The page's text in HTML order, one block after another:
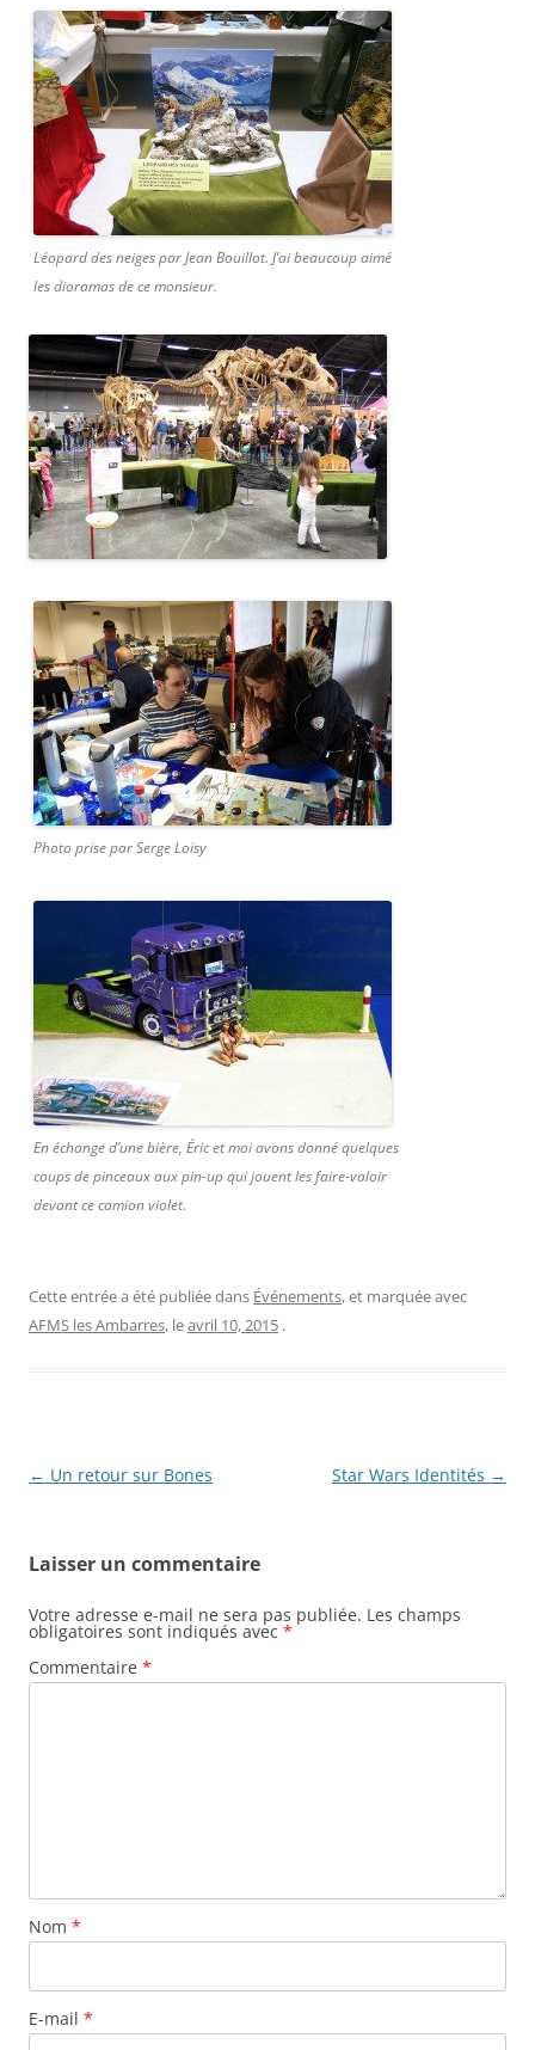
Léopard des neiges par Jean Bouillot. J’ai beaucoup aimé
les dioramas de ce monsieur.
Photo prise par Serge Loisy
En échange d’une bière, Éric et moi avons donné quelques
coups de pinceaux aux pin-up qui jouent les faire-valoir
devant ce camion violet.
Cette entrée a été publiée dans Événements, et marquée avec
AFMS les Ambarres, leavril 10, 2015 .
Navigation
← Un retour sur Bones Star Wars Identités →
Laisser un commentaire
Votre adresse e-mail ne sera pas publiée. Les champs
obligatoires sont indiqués avec *
Commentaire *
Nom *
E-mail *